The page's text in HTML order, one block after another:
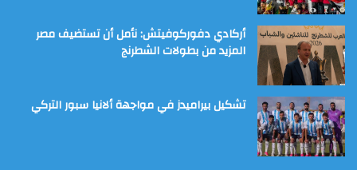
أركادي دفوركوفيتش: نأمل أن تستضيف مصر
المزيد من بطولات الشطرنج
تشكيل بيراميدز في مواجهة ألانيا سبور التركي